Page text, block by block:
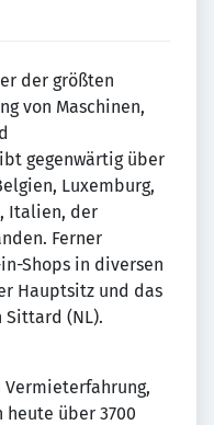
der größten
von Maschinen,
gegenwärtig über
Luxemburg,
Italien, der
Ferner
Shops in diversen
Hauptsitz und das
Sittard (NL).
über 3700